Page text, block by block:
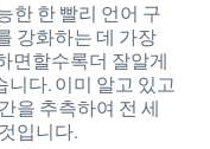
한 한 빨리 언어 구
강화하는 데 가장
면할수록더 잘알게
다. 이미 알고 있고
을 추측하여 전 세
입니다.